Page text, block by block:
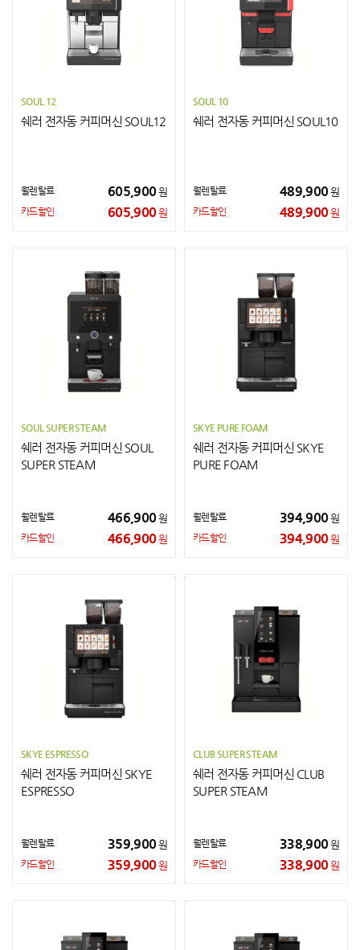
SOUL 12
쉐러 전자동 커피머신 SOUL12
월렌탈료 605,900원
카드할인 605,900원
SOUL 10
쉐러 전자동 커피머신 SOUL10
월렌탈료 489,900원
카드할인 489,900원
SOUL SUPER STEAM
쉐러 전자동 커피머신 SOUL
SUPER STEAM
월렌탈료 466,900원
카드할인 466,900원
SKYE PURE FOAM
쉐러 전자동 커피머신 SKYE
PURE FOAM
월렌탈료 394,900원
카드할인 394,900원
SKYE ESPRESSO
쉐러 전자동 커피머신 SKYE
ESPRESSO
월렌탈료 359,900원
카드할인 359,900원
CLUB SUPER STEAM
쉐러 전자동 커피머신 CLUB
SUPER STEAM
월렌탈료 338,900원
카드할인 338,900원